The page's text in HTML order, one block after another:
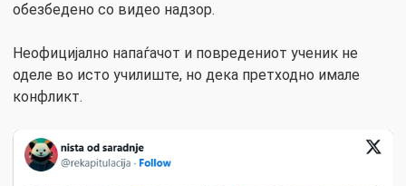
обезбедено со видео надзор.
Неофицијално напаѓачот и повредениот ученик не
оделе во исто училиште, но дека претходно имале
конфликт.